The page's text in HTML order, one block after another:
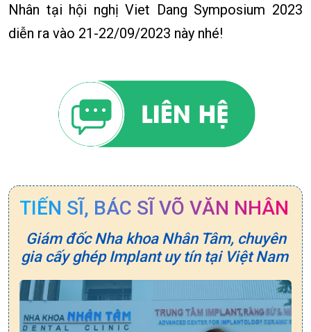
Nhân tại hội nghị Viet Dang Symposium 2023
diễn ra vào 21-22/09/2023 này nhé!
TIẾN SĨ, BÁC SĨ VÕ VĂN NHÂN
Giám đốc Nha khoa Nhân Tâm, chuyên
gia cấy ghép Implant uy tín tại Việt Nam